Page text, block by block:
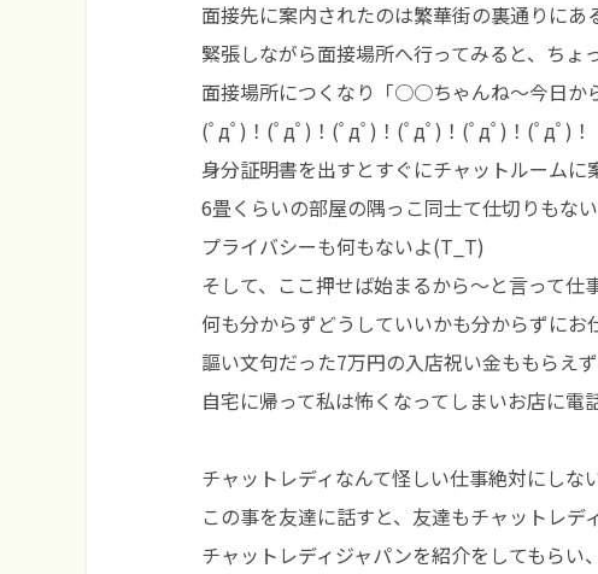
面接先に案内されたのは繁華街の裏通りに
緊張しながら面接場所へ行ってみると、ち
面接場所につくなり「○○ちゃんね～今日か
(ﾟдﾟ)！(ﾟдﾟ)！(ﾟдﾟ)！(ﾟдﾟ)！(ﾟдﾟ)！(ﾟдﾟ)！
身分証明書を出すとすぐにチャットルームに
6畳くらいの部屋の隅っこ同士て仕切りもな
プライバシーも何もないよ(T_T)
そして、ここ押せば始まるから～と言って仕
何も分からずどうしていいかも分からずにお
謳い文句だった7万円の入店祝い金ももらえず
自宅に帰って私は怖くなってしまいお店に電
チャットレディなんて怪しい仕事絶対にしな
この事を友達に話すと、友達もチャットレデ
チャットレディジャパンを紹介をしてもらい